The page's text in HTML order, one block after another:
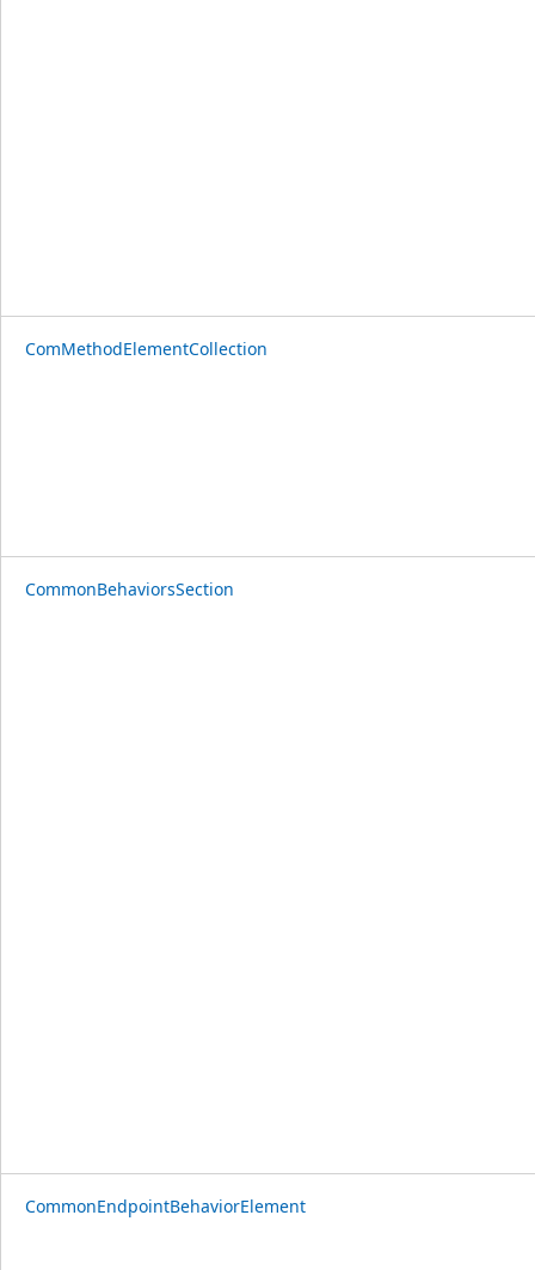
ComMethodElementCollection
CommonBehaviorsSection
CommonEndpointBehaviorElement